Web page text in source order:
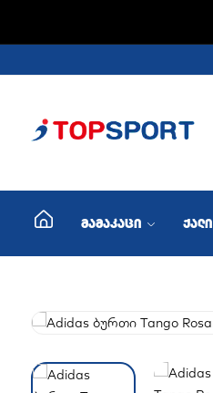
მამაკაცი ქალი